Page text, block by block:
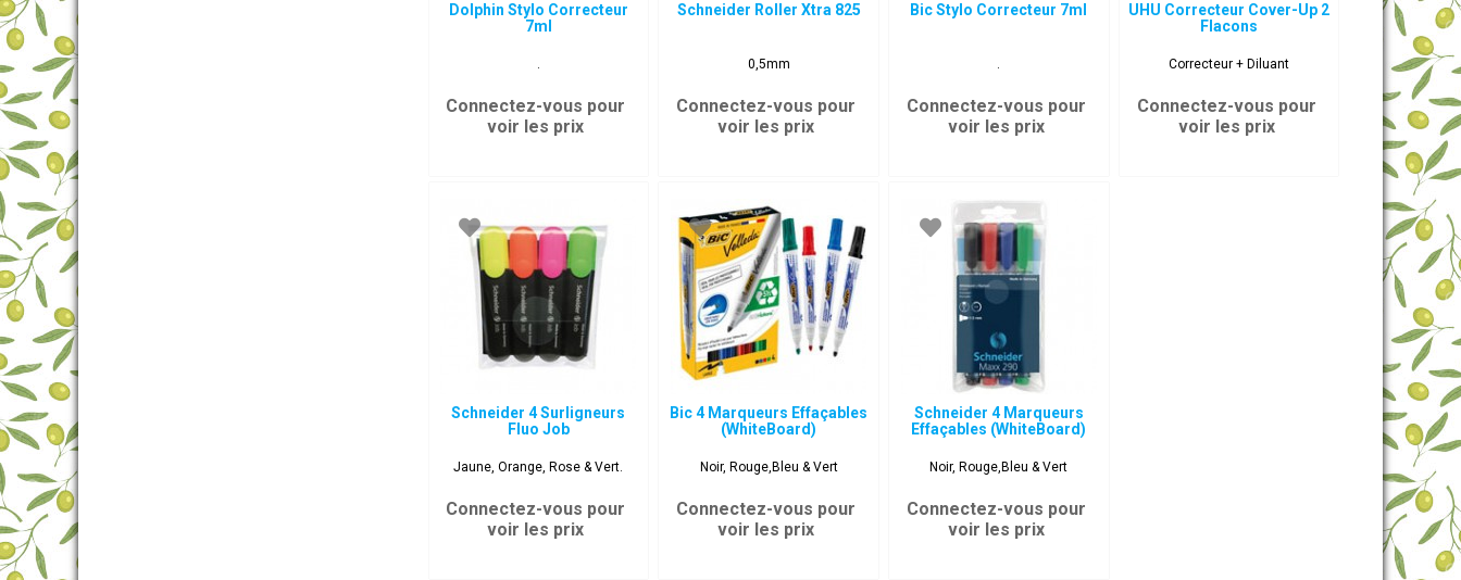
Dolphin Stylo Correcteur
7ml
.
Connectez-vous pour
voir les prix
Schneider Roller Xtra 825
0,5mm
Connectez-vous pour
voir les prix
Bic Stylo Correcteur 7ml
.
Connectez-vous pour
voir les prix
UHU Correcteur Cover-Up 2
Flacons
Correcteur + Diluant
Connectez-vous pour
voir les prix
Schneider 4 Surligneurs
Fluo Job
Jaune, Orange, Rose & Vert.
Connectez-vous pour
voir les prix
Bic 4 Marqueurs Effaçables
(WhiteBoard)
Noir, Rouge,Bleu & Vert
Connectez-vous pour
voir les prix
Schneider 4 Marqueurs
Effaçables (WhiteBoard)
Noir, Rouge,Bleu & Vert
Connectez-vous pour
voir les prix